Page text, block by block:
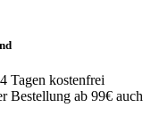
Tagen kostenfrei
Bestellung ab 99€ auch